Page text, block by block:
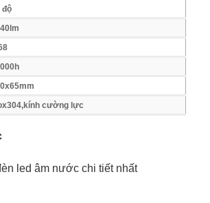
độ
cường lực
led âm nước chi tiết nhất